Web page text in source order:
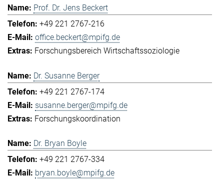
Prof. Dr. Jens Beckert
+49 221 2767-216
office.beckert@mpifg.de
Forschungsbereich Wirtschaftssoziologie
Dr. Susanne Berger
+49 221 2767-174
susanne.berger@mpifg.de
Forschungskoordination
Dr. Bryan Boyle
+49 221 2767-334
bryan.boyle@mpifg.de